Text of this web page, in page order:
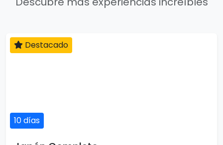
10 días
Destacado